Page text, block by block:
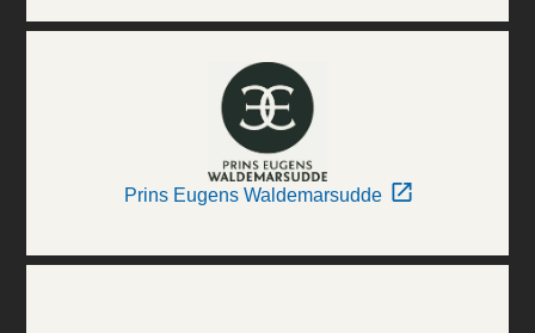
Prins Eugens Waldemarsudde